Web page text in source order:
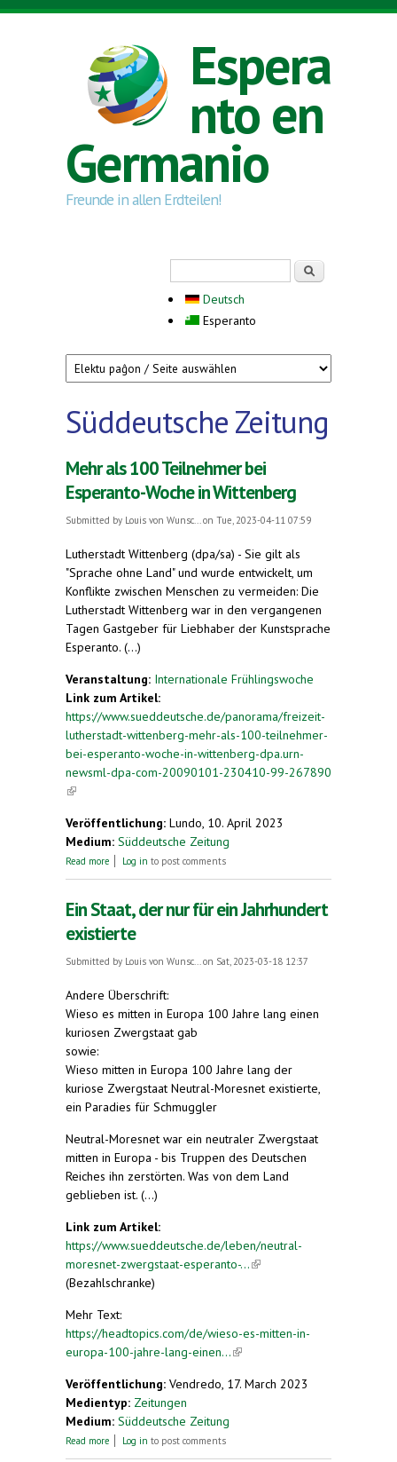
Skip to main content
Espera
nto en
Germanio
Freunde in allen Erdteilen!
Deutsch
Esperanto
Süddeutsche Zeitung
Mehr als 100 Teilnehmer bei
Esperanto-Woche in Wittenberg
Submitted by Louis von Wunsc... on Tue, 2023-04-11 07:59
Lutherstadt Wittenberg (dpa/sa) - Sie gilt als
"Sprache ohne Land" und wurde entwickelt, um
Konflikte zwischen Menschen zu vermeiden: Die
Lutherstadt Wittenberg war in den vergangenen
Tagen Gastgeber für Liebhaber der Kunstsprache
Esperanto. (...)
Veranstaltung: Internationale Frühlingswoche
Link zum Artikel:
https://www.sueddeutsche.de/panorama/freizeit-
lutherstadt-wittenberg-mehr-als-100-teilnehmer-
bei-esperanto-woche-in-wittenberg-dpa.urn-
newsml-dpa-com-20090101-230410-99-267890
(link is external)
Veröffentlichung: Lundo, 10. April 2023
Medium: Süddeutsche Zeitung
Read more about Mehr als 100 Teilnehmer bei Esperanto-
Log in to post comments
Ein Staat, der nur für ein Jahrhundert
existierte
Submitted by Louis von Wunsc... on Sat, 2023-03-18 12:37
Andere Überschrift:
Wieso es mitten in Europa 100 Jahre lang einen
kuriosen Zwergstaat gab
sowie:
Wieso mitten in Europa 100 Jahre lang der
kuriose Zwergstaat Neutral-Moresnet existierte,
ein Paradies für Schmuggler
Neutral-Moresnet war ein neutraler Zwergstaat
mitten in Europa - bis Truppen des Deutschen
Reiches ihn zerstörten. Was von dem Land
geblieben ist. (...)
Link zum Artikel:
https://www.sueddeutsche.de/leben/neutral-
moresnet-zwergstaat-esperanto-...(link is
(Bezahlschranke)
Mehr Text:
https://headtopics.com/de/wieso-es-mitten-in-
europa-100-jahre-lang-einen...(link is external)
Veröffentlichung: Vendredo, 17. March 2023
Medientyp: Zeitungen
Medium: Süddeutsche Zeitung
Read more about Ein Staat, der nur für ein Jahrhundert
Log in to post comments